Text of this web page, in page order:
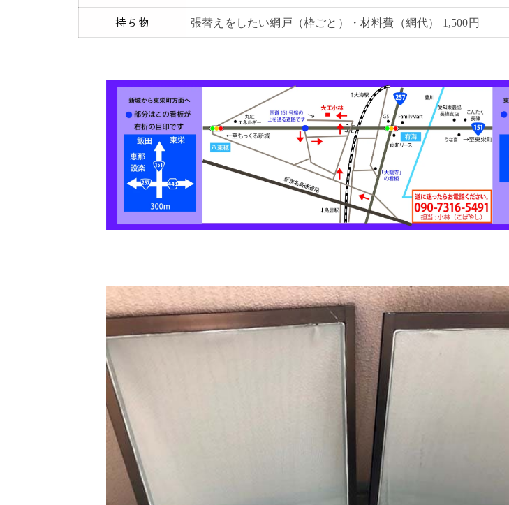
持ち物
張替えをしたい網戸（枠ごと）・材料費（網代） 1,500円